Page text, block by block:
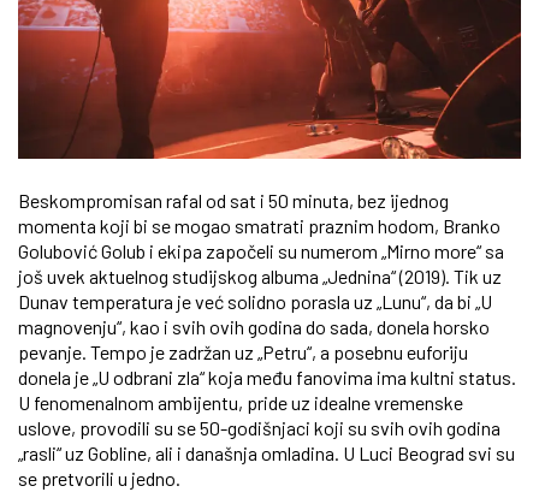
Beskompromisan rafal od sat i 50 minuta, bez ijednog
momenta koji bi se mogao smatrati praznim hodom, Branko
Golubović Golub i ekipa započeli su numerom „Mirno more“ sa
još uvek aktuelnog studijskog albuma „Jednina“ (2019). Tik uz
Dunav temperatura je već solidno porasla uz „Lunu“, da bi „U
magnovenju“, kao i svih ovih godina do sada, donela horsko
pevanje. Tempo je zadržan uz „Petru“, a posebnu euforiju
donela je „U odbrani zla“ koja među fanovima ima kultni status.
U fenomenalnom ambijentu, pride uz idealne vremenske
uslove, provodili su se 50-godišnjaci koji su svih ovih godina
„rasli“ uz Gobline, ali i današnja omladina. U Luci Beograd svi su
se pretvorili u jedno.